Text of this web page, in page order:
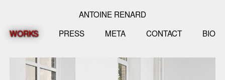
ANTOINE RENARD
WORKS
PRESS META CONTACT BIO